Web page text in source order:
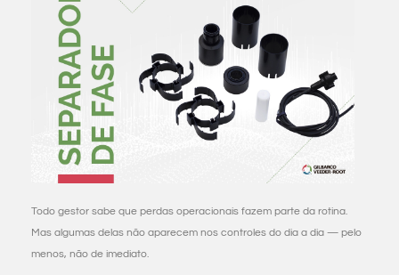
Todo gestor sabe que perdas operacionais fazem parte da rotina.
Mas algumas delas não aparecem nos controles do dia a dia — pelo
menos, não de imediato.